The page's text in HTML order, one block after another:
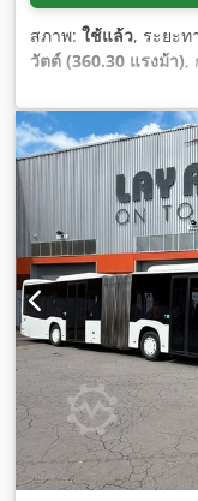
สภาพ: ใช้แล้ว, ระยะท
วัตต์ (360.30 แรงม้า),
ชั้นการปล่อยมลพิษ:ยู
เครื่องทำความร้อนขณ